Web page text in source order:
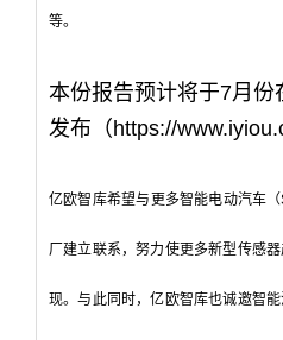
等。
本份报告预计将于7月份
发布（ https://
亿欧智库希望与更多智能电动汽车
厂建立联系，努力使更多新型传感
现。与此同时，亿欧智库也诚邀智